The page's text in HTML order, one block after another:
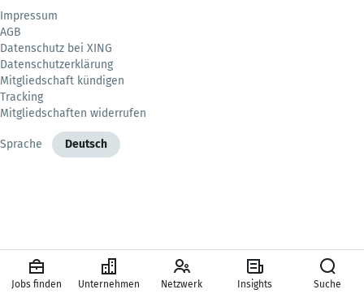
Impressum
AGB
Datenschutz bei XING
Datenschutzerklärung
Mitgliedschaft kündigen
Tracking
Mitgliedschaften widerrufen
Sprache Deutsch
Jobs finden Unternehmen Netzwerk Insights Suche